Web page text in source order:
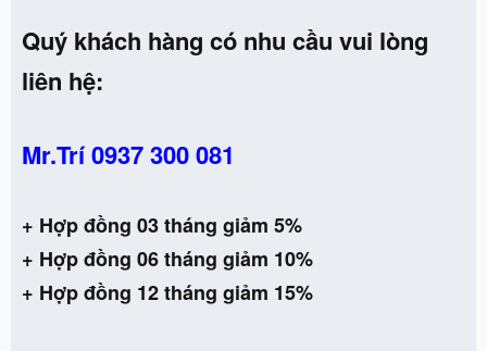
Quý khách hàng có nhu cầu vui lòng
liên hệ:
Mr.Trí 0937 300 081
+ Hợp đồng 03 tháng giảm 5%
+ Hợp đồng 06 tháng giảm 10%
+ Hợp đồng 12 tháng giảm 15%